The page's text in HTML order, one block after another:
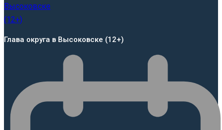
Глава округа в Высоковске (12+)